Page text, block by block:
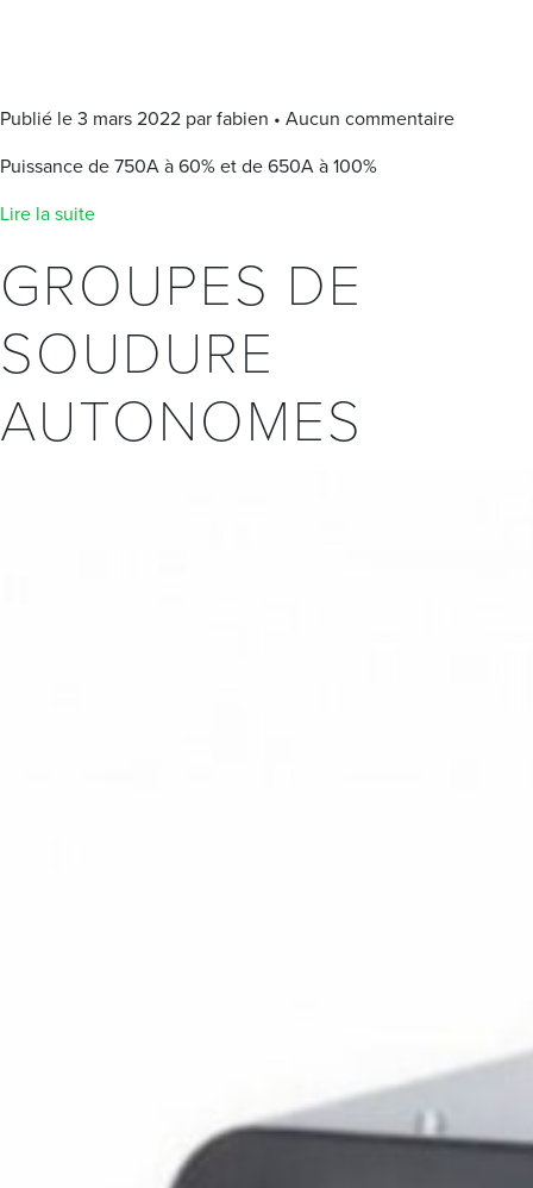
Publié le 3 mars 2022 par fabien • Aucun commentaire
Puissance de 750A à 60% et de 650A à 100%
Lire la suite
GROUPES DE
SOUDURE
AUTONOMES